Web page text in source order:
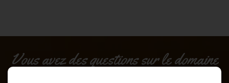
Vous avez des questions sur le domaine